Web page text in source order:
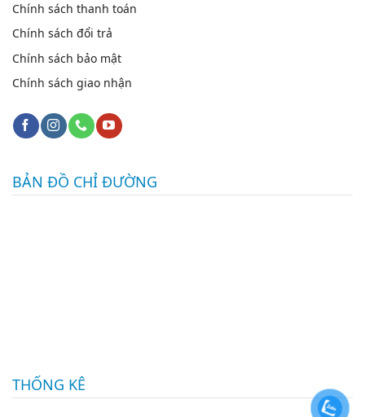
Chính sách thanh toán
Chính sách đổi trả
Chính sách bảo mật
Chính sách giao nhận
BẢN ĐỒ CHỈ ĐƯỜNG
THỐNG KÊ